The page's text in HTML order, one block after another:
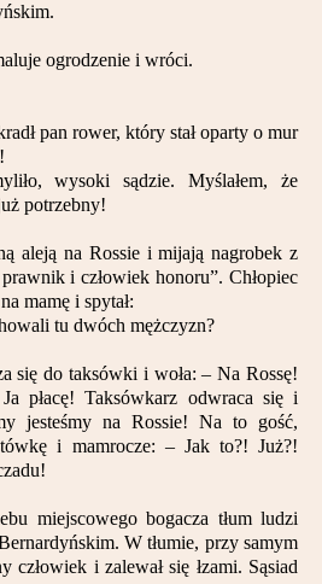
ogrodzenie i wróci.
pan rower, który stał oparty o mur
wysoki sądzie. Myślałem, że
potrzebny!
aleją na Rossie i mijają nagrobek z
i człowiek honoru”. Chłopiec
mamę i spytał:
tu dwóch mężczyzn?
się do taksówki i woła: – Na Rossę!
płacę! Taksówkarz odwraca się i
jesteśmy na Rossie! Na to gość,
i mamrocze: – Jak to?! Już?!
miejscowego bogacza tłum ludzi
W tłumie, przy samym
człowiek i zalewał się łzami. Sąsiad